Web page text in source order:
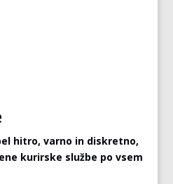
hitro, varno in diskretno,
kurirske službe po vsem